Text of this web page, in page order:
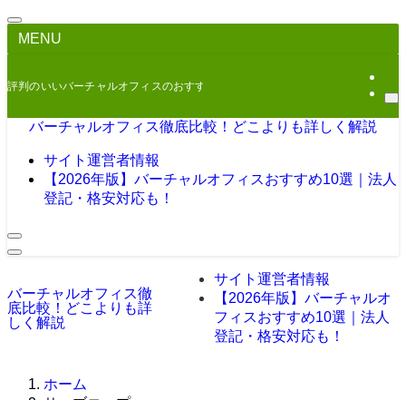
MENU
評判のいいバーチャルオフィスのおすすめをご紹介
バーチャルオフィス徹底比較！どこよりも詳しく解説
サイト運営者情報
【2026年版】バーチャルオフィスおすすめ10選｜法人
登記・格安対応も！
バーチャルオフィス徹
底比較！どこよりも詳
しく解説
サイト運営者情報
【2026年版】バーチャルオ
フィスおすすめ10選｜法人
登記・格安対応も！
ホーム